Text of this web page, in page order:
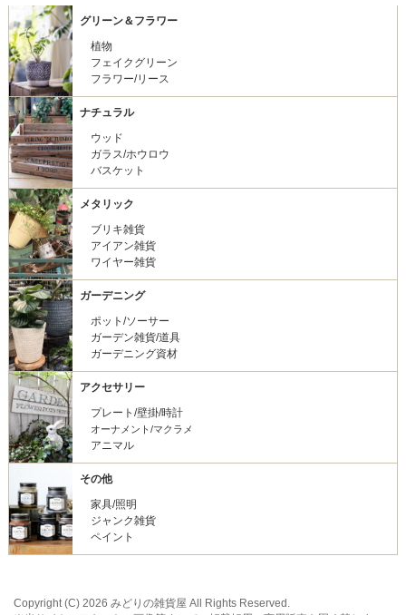
グリーン＆フラワー
植物
フェイクグリーン
フラワー/リース
ナチュラル
ウッド
ガラス/ホウロウ
バスケット
メタリック
ブリキ雑貨
アイアン雑貨
ワイヤー雑貨
ガーデニング
ポット/ソーサー
ガーデン雑貨/道具
ガーデニング資材
アクセサリー
プレート/壁掛/時計
オーナメント/マクラメ
アニマル
その他
家具/照明
ジャンク雑貨
ペイント
Copyright (C) 2026 みどりの雑貨屋 All Rights Reserved.